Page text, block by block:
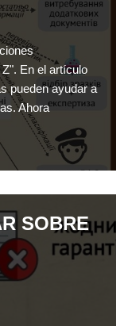
En el artículo
pueden ayudar a
Ahora
SOBRE